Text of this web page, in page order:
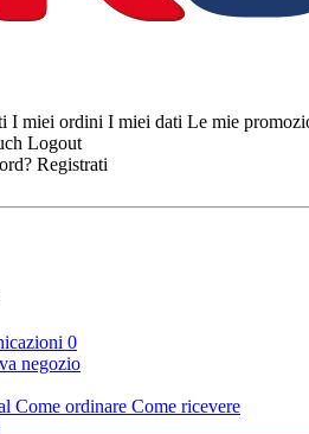
I miei ordini I miei dati Le mie
Logout
Registrati
0
negozio
Come ordinare Come ricevere